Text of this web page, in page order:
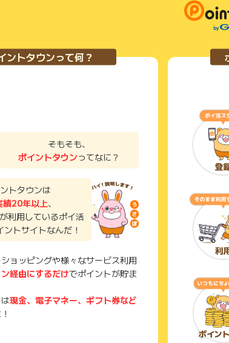
的の返礼品を見付けやすいです。 登録されている自治体
す。 時々、メガさとふるの日があり、ポイントがさらに
性 会社員)
年もありますがふるさと納税は何度か行い。 いずれも「
できたので利用しました。 使ってみての感想ですが 返礼
べますが 金額からも選べる項目があれば良いなと思いま
〇円とあったらすぐ選べたかも。 種類から選択し一番安
らどれでも選べるものの安い～からスクロールして いく
レビューもあり１つ１つは見て分かりやすかったです。
度ある「さとふるの日」に寄付することにより、ステー
）もあったり、Paypayでの支払いにより 数パーセントキ
ントタウンって何？
そもそも、
ポイントタウンってなに？
トタウンは
績20年以上、
が利用しているポイ活
ントサイトなんだ！
ョッピングや様々なサービス利用
経由にするだけでポイントが貯ま
現金、電子マネー、ギフト券など